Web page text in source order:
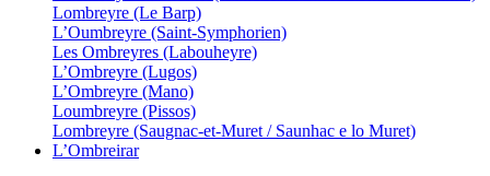
Lombreyre (Le Barp)
L’Oumbreyre (Saint-Symphorien)
Les Ombreyres (Labouheyre)
L’Ombreyre (Lugos)
L’Ombreyre (Mano)
Loumbreyre (Pissos)
Lombreyre (Saugnac-et-Muret / Saunhac e lo Muret)
L’Ombreirar